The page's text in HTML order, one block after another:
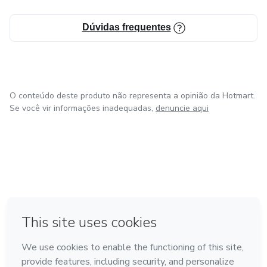
Entrega: Imediata via e-mail.
Não espere a intimação chegar. Arme sua mente agora.
Dúvidas frequentes
O conteúdo deste produto não representa a opinião da Hotmart.
Se você vir informações inadequadas, denuncie aqui
Feito com ❤ na Cidade do México